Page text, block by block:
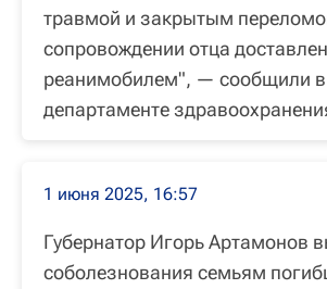
травмой и закрытым
сопровождении отца доставлен
реанимобилем", — сообщили в
департаменте
1 июня 2025, 16:57
Губернатор Игорь Артамонов
соболезнования семьям